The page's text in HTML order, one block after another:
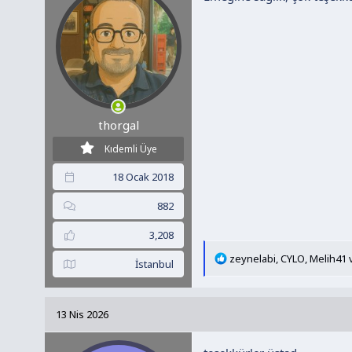
thorgal
Kıdemli Üye
18 Ocak 2018
882
3,208
İstanbul
T
l
zeynelabi,CYLO,Melih41
13 Nis 2026